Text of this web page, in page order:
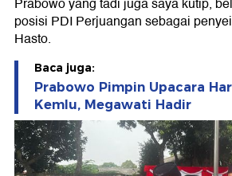
Prabowo yang tadi juga saya kutip,
posisi PDI Perjuangan sebagai
Hasto.
Baca juga:
Prabowo Pimpin Upacara
Kemlu, Megawati Hadir